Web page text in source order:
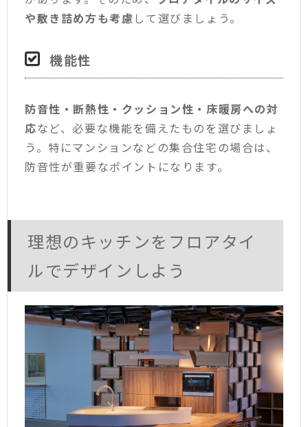
や敷き詰め方も考慮 して選びましょう。
機能性
防音性・断熱性・クッション性・床暖房への対
応など、必要な機能を備えたものを選びましょ
う。特にマンションなどの集合住宅の場合は、
防音性が重要なポイントになります。
理想のキッチンをフロアタイ
ルでデザインしよう